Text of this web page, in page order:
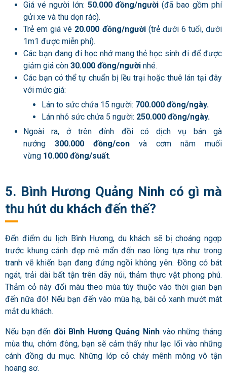
Giá vé người lớn: 50.000 đồng/người(đã bao gồm phí
gửi xe và thu dọn rác).
Trẻ em giá vé 20.000 đồng/người (trẻ dưới 6 tuổi, dưới
1m1 được miễn phí).
Các bạn đang đi học nhớ mang thẻ học sinh đi để được
giảm giá còn 30.000 đồng/người nhé.
Các bạn có thể tự chuẩn bị lều trại hoặc thuê lán tại đây
với mức giá:
Lán to sức chứa 15 người: 700.000 đồng/ngày.
Lán nhỏ sức chứa 5 người: 250.000 đồng/ngày.
Ngoài ra, ở trên đỉnh đồi có dịch vụ bán gà
nướng 300.000 đồng/con và cơm nắm muối
vừng 10.000 đồng/suất.
5. Bình Hương Quảng Ninh có gì mà
thu hút du khách đến thế?
Đến điểm du lịch Bình Hương, du khách sẽ bị choáng ngợp
trước khung cảnh đẹp mê mẩn đến nao lòng tựa như trong
tranh vẽ khiến bạn đang đứng ngồi không yên. Đồng cỏ bát
ngát, trải dài bất tận trên dãy núi, thảm thực vật phong phú.
Thảm cỏ này đổi màu theo mùa tùy thuộc vào thời gian bạn
đến nữa đó! Nếu bạn đến vào mùa hạ, bãi cỏ xanh mướt mát
mắt du khách.
Nếu bạn đếnđồi Bình Hương Quảng Ninhvào những tháng
mùa thu, chớm đông, bạn sẽ cảm thấy như lạc lối vào những
cánh đồng du mục. Những lớp cỏ cháy mênh mông vô tận
hoang sơ.